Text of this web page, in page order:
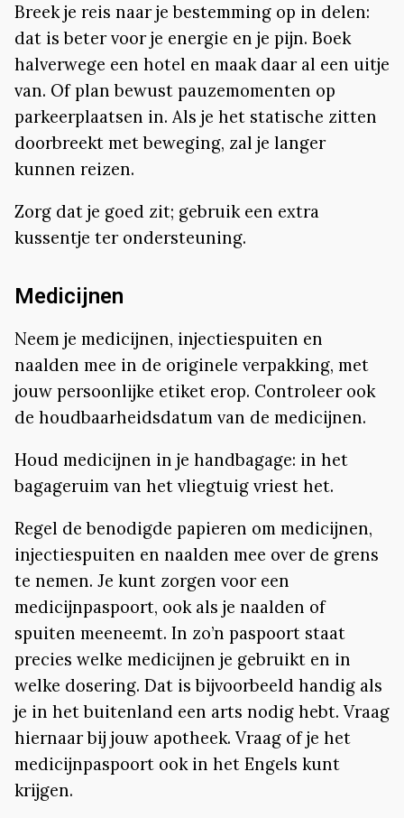
Breek je reis naar je bestemming op in delen:
dat is beter voor je energie en je pijn. Boek
halverwege een hotel en maak daar al een uitje
van. Of plan bewust pauzemomenten op
parkeerplaatsen in. Als je het statische zitten
doorbreekt met beweging, zal je langer
kunnen reizen.
Zorg dat je goed zit; gebruik een extra
kussentje ter ondersteuning.
Medicijnen
Neem je medicijnen, injectiespuiten en
naalden mee in de originele verpakking, met
jouw persoonlijke etiket erop. Controleer ook
de houdbaarheidsdatum van de medicijnen.
Houd medicijnen in je handbagage: in het
bagageruim van het vliegtuig vriest het.
Regel de benodigde papieren om medicijnen,
injectiespuiten en naalden mee over de grens
te nemen. Je kunt zorgen voor een
medicijnpaspoort, ook als je naalden of
spuiten meeneemt. In zo’n paspoort staat
precies welke medicijnen je gebruikt en in
welke dosering. Dat is bijvoorbeeld handig als
je in het buitenland een arts nodig hebt. Vraag
hiernaar bij jouw apotheek. Vraag of je het
medicijnpaspoort ook in het Engels kunt
krijgen.